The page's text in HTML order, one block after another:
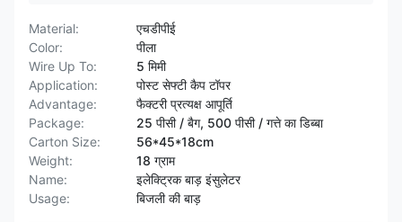
Material:
एचडीपीई
Color:
पीला
Wire Up To:
5 मिमी
Application:
पोस्ट सेफ्टी कैप टॉपर
Advantage:
फैक्टरी प्रत्यक्ष आपूर्ति
Package:
25 पीसी / बैग, 500 पीसी / गत्ते का डिब्बा
Carton Size:
56*45*18cm
Weight:
18 ग्राम
Name:
इलेक्ट्रिक बाड़ इंसुलेटर
Usage:
बिजली की बाड़